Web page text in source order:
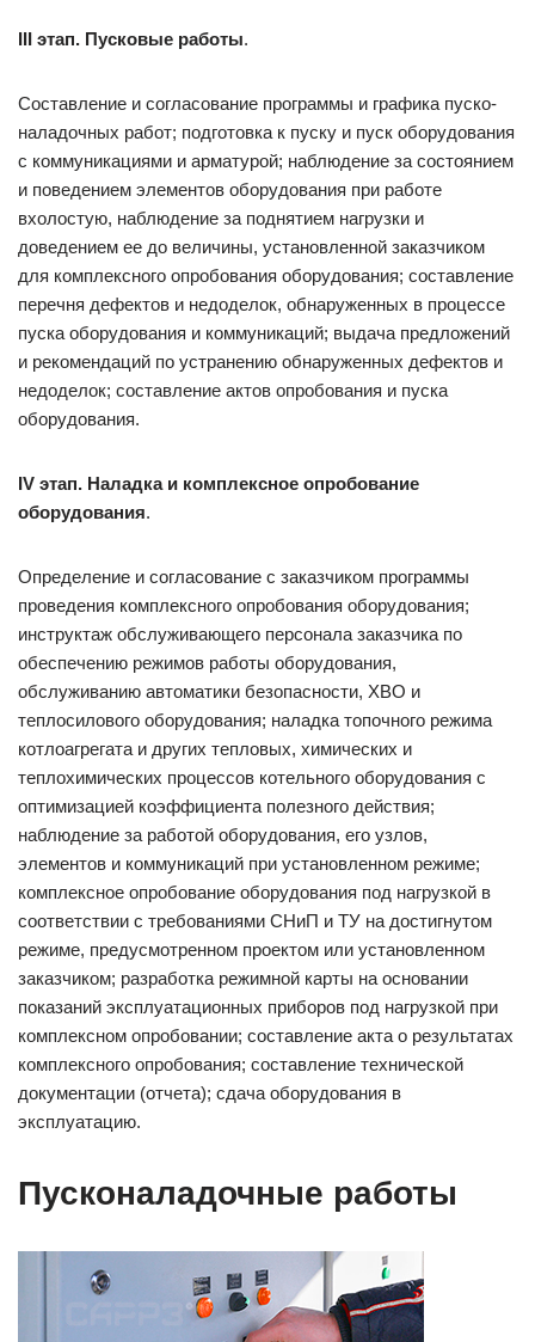
III этап. Пусковые работы.
Составление и согласование программы и графика пуско-
наладочных работ; подготовка к пуску и пуск оборудования
с коммуникациями и арматурой; наблюдение за состоянием
и поведением элементов оборудования при работе
вхолостую, наблюдение за поднятием нагрузки и
доведением ее до величины, установленной заказчиком
для комплексного опробования оборудования; составление
перечня дефектов и недоделок, обнаруженных в процессе
пуска оборудования и коммуникаций; выдача предложений
и рекомендаций по устранению обнаруженных дефектов и
недоделок; составление актов опробования и пуска
оборудования.
IV этап. Наладка и комплексное опробование
оборудования.
Определение и согласование с заказчиком программы
проведения комплексного опробования оборудования;
инструктаж обслуживающего персонала заказчика по
обеспечению режимов работы оборудования,
обслуживанию автоматики безопасности, ХВО и
теплосилового оборудования; наладка топочного режима
котлоагрегата и других тепловых, химических и
теплохимических процессов котельного оборудования с
оптимизацией коэффициента полезного действия;
наблюдение за работой оборудования, его узлов,
элементов и коммуникаций при установленном режиме;
комплексное опробование оборудования под нагрузкой в
соответствии с требованиями СНиП и ТУ на достигнутом
режиме, предусмотренном проектом или установленном
заказчиком; разработка режимной карты на основании
показаний эксплуатационных приборов под нагрузкой при
комплексном опробовании; составление акта о результатах
комплексного опробования; составление технической
документации (отчета); сдача оборудования в
эксплуатацию.
Пусконаладочные работы